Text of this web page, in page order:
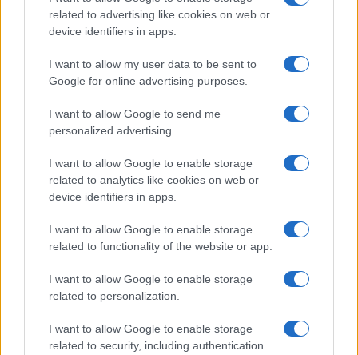
related to advertising like cookies on web or
device identifiers in apps.
I want to allow my user data to be sent to
Google for online advertising purposes.
I want to allow Google to send me
personalized advertising.
I want to allow Google to enable storage
related to analytics like cookies on web or
device identifiers in apps.
I want to allow Google to enable storage
related to functionality of the website or app.
I want to allow Google to enable storage
related to personalization.
I want to allow Google to enable storage
related to security, including authentication
a zárlat alá kerültek ellátása és a védekezés költségei az
fel, amit a város csak kölcsönökből tudott fizetni. Míg a
pestis által megkímélt Pest város tanácsa 1711-ben és 1712-
ben soha nem látott vásári sokadalomról számolt be, addig
a budai tanácsosok levélben könyörögtek más városok
vezetőinek, hogy ne kerüljék el tovább Budát, jöjjenek
piacozni, üzletelni, különben éhen vesznek.
Mi történt a város lakóival, a családokkal? A városi
szegények könnyen földönfutóvá válhattak, Budán például
az első időkben kunyhóikat a hatóság emberei a védekezés
nevében felgyújtották. A nincstelenné vált emberek gyakran